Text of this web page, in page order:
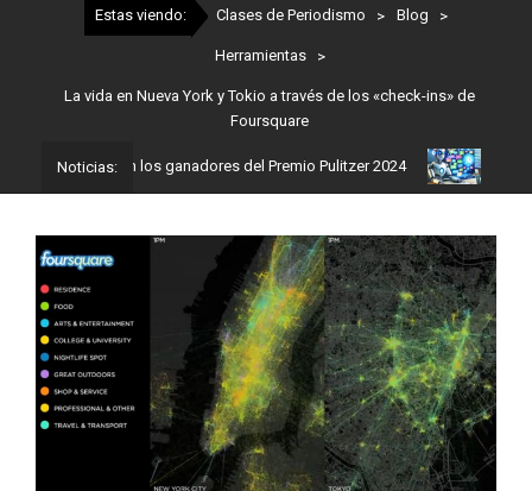
Estas viendo: Clases de Periodismo > Blog >
Herramientas >
La vida en Nueva York y Tokio a través de los «check-ins» de
Foursquare
Noticias:
Estos son los ganadores del Premio Pulitzer 2024 Usuarios